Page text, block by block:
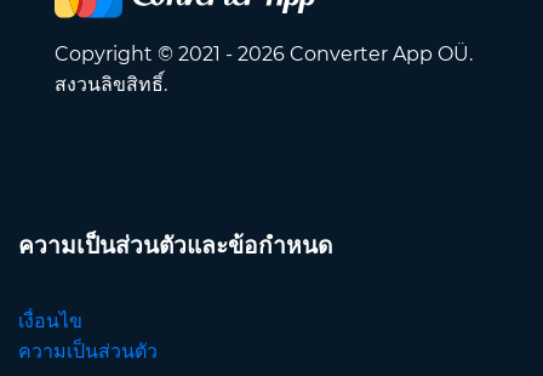
Copyright © 2021 - 2026 Converter App OÜ.
สงวนลิขสิทธิ์.
ความเป็นส่วนตัวและข้อกำหนด
เงื่อนไข
ความเป็นส่วนตัว